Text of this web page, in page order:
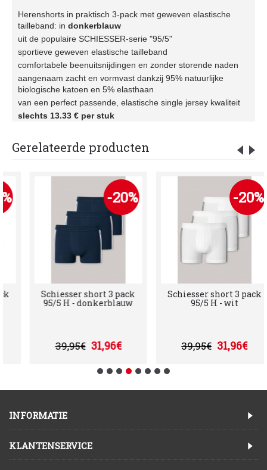
Herenshorts in praktisch 3-pack met geweven elastische
tailleband: in donkerblauw
uit de populaire SCHIESSER-serie "95/5"
sportieve geweven elastische tailleband
comfortabele beenuitsnijdingen en zonder storende naden
aangenaam zacht en vormvast dankzij 95% natuurlijke
biologische katoen en 5% elasthaan
van een perfect passende, elastische single jersey kwaliteit
slechts 13.33 € per stuk
Gerelateerde producten
-20%
Schiesser short 3 pack
95/5 H - donkerblauw
39,95€ 31,96€
-20%
Schiesser short 3 pack
95/5 H - wit
39,95€ 31,96€
INFORMATIE
KLANTENSERVICE